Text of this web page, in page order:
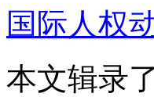
国际人权
本文辑录